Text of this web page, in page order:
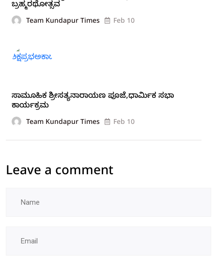
ಬ್ರಹ್ಮರಥೋತ್ಸವ
Team Kundapur Times Feb 10
ಸಾಮೂಹಿಕ ಶ್ರೀಸತ್ಯನಾರಾಯಣ ಪೂಜೆ,ಧಾರ್ಮಿಕ ಸಭಾ
ಕಾರ್ಯಕ್ರಮ
Team Kundapur Times Feb 10
Leave a comment